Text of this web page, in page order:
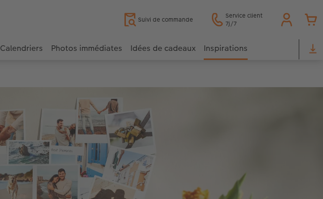
Suivi de commande
Service client
7j/7
Calendriers Photos immédiates Idées de cadeaux Inspirations